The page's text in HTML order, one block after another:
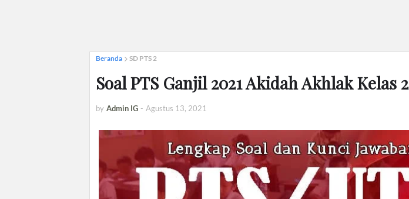
Beranda SD PTS 2
Soal PTS Ganjil 2021 Akidah Akhlak Kelas 2
by Admin IG - Agustus 13, 2021